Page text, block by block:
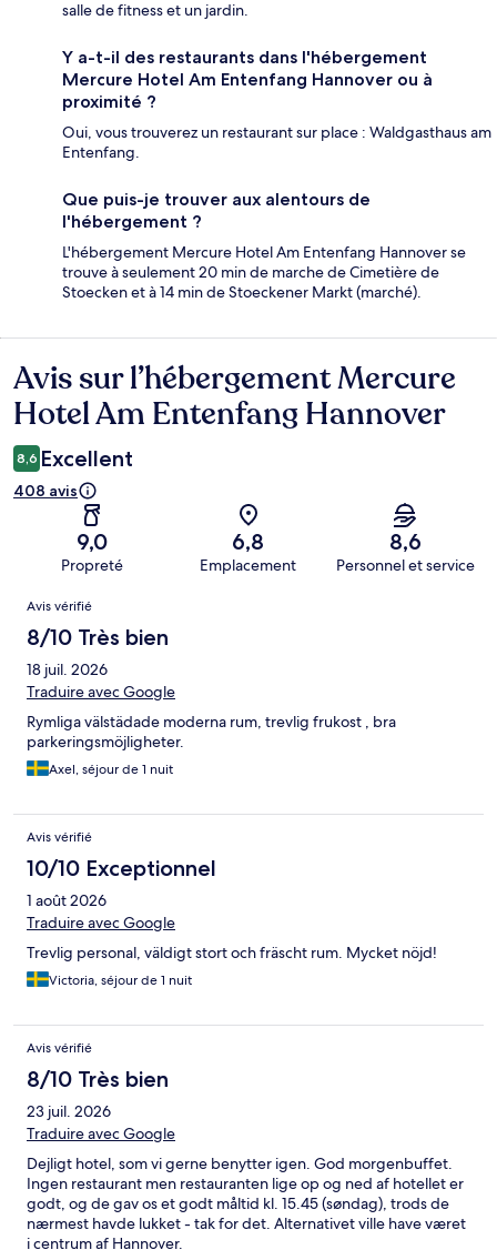
salle de fitness et un jardin.
Y a-t-il des restaurants dans l'hébergement
Mercure Hotel Am Entenfang Hannover ou à
proximité ?
Oui, vous trouverez un restaurant sur place : Waldgasthaus am
Entenfang.
Que puis-je trouver aux alentours de
l'hébergement ?
L'hébergement Mercure Hotel Am Entenfang Hannover se
trouve à seulement 20 min de marche de Cimetière de
Stoecken et à 14 min de Stoeckener Markt (marché).
Avis
Avis sur l’hébergement Mercure
Hotel Am Entenfang Hannover
8,6 Excellent
408 avis
9,0
Propreté
6,8
Emplacement
8,6
Personnel et service
Avis
Avis vérifié
8/10 Très bien
18 juil. 2026
Traduire avec Google
Rymliga välstädade moderna rum, trevlig frukost , bra
parkeringsmöjligheter.
Axel, séjour de 1 nuit
Avis vérifié
10/10 Exceptionnel
1 août 2026
Traduire avec Google
Trevlig personal, väldigt stort och fräscht rum. Mycket nöjd!
Victoria, séjour de 1 nuit
Avis vérifié
8/10 Très bien
23 juil. 2026
Traduire avec Google
Dejligt hotel, som vi gerne benytter igen. God morgenbuffet.
Ingen restaurant men restauranten lige op og ned af hotellet er
godt, og de gav os et godt måltid kl. 15.45 (søndag), trods de
nærmest havde lukket - tak for det. Alternativet ville have været
i centrum af Hannover.